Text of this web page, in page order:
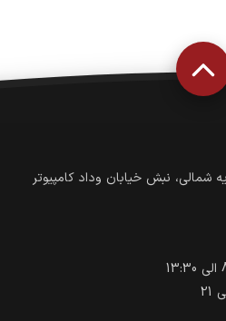
شمالی، نبش خیابان وداد کامپیوتر